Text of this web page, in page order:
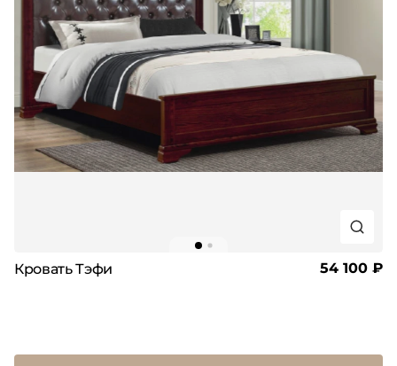
Кровать Тэфи 54 100 ₽